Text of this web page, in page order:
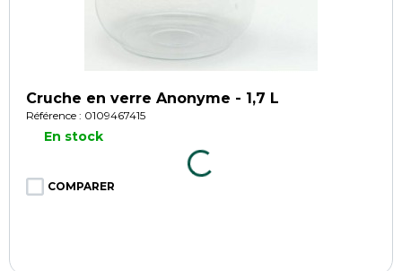
Cruche en verre Anonyme - 1,7 L
Référence : 0109467415
En stock
COMPARER